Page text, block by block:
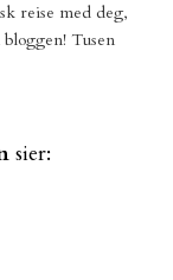
reise med deg,
Tusen
sier: